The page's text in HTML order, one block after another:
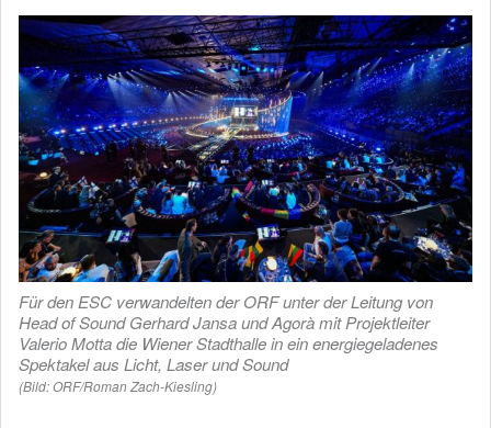
Für den ESC verwandelten der ORF unter der Leitung von
Head of Sound Gerhard Jansa und Agorà mit Projektleiter
Valerio Motta die Wiener Stadthalle in ein energiegeladenes
Spektakel aus Licht, Laser und Sound
(Bild: ORF/Roman Zach-Kiesling)